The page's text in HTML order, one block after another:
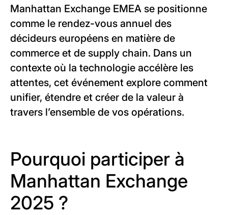
Manhattan Exchange EMEA se positionne
comme le rendez-vous annuel des
décideurs européens en matière de
commerce et de supply chain. Dans un
contexte où la technologie accélère les
attentes, cet événement explore comment
unifier, étendre et créer de la valeur à
travers l’ensemble de vos opérations.
Pourquoi participer à
Manhattan Exchange
2025 ?